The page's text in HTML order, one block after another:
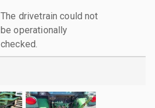
The drivetrain could not
be operationally
checked.